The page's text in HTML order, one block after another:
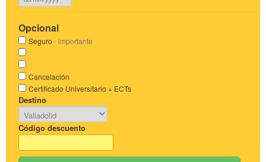
Opcional
Seguro - importante
Cancelación
Certificado Universitario + ECTs
Destino
Código descuento